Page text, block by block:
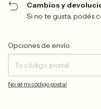
Cambios y
Si no te gusta, podés
Entregas para el CP:
Opciones de envío
No sé mi código postal